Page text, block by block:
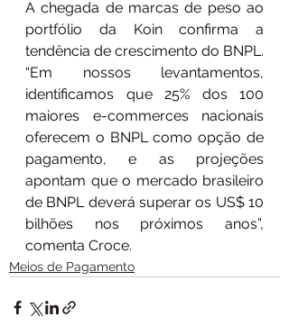
A chegada de marcas de peso ao
portfólio da Koin confirma a
tendência de crescimento do BNPL.
“Em nossos levantamentos,
identificamos que 25% dos 100
maiores e-commerces nacionais
oferecem o BNPL como opção de
pagamento, e as projeções
apontam que o mercado brasileiro
de BNPL deverá superar os US$ 10
bilhões nos próximos anos”,
comenta Croce.
Meios de Pagamento